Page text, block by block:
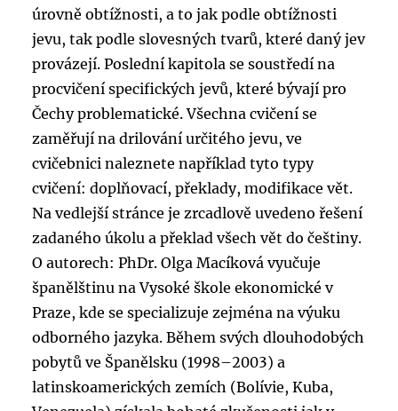
úrovně obtížnosti, a to jak podle obtížnosti
jevu, tak podle slovesných tvarů, které daný jev
provázejí. Poslední kapitola se soustředí na
procvičení specifických jevů, které bývají pro
Čechy problematické. Všechna cvičení se
zaměřují na drilování určitého jevu, ve
cvičebnici naleznete například tyto typy
cvičení: doplňovací, překlady, modifikace vět.
Na vedlejší stránce je zrcadlově uvedeno řešení
zadaného úkolu a překlad všech vět do češtiny.
O autorech: PhDr. Olga Macíková vyučuje
španělštinu na Vysoké škole ekonomické v
Praze, kde se specializuje zejména na výuku
odborného jazyka. Během svých dlouhodobých
pobytů ve Španělsku (1998–2003) a
latinskoamerických zemích (Bolívie, Kuba,